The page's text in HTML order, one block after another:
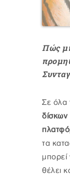
Πώς
Σε όλα
δίσκων
τα
μπορεί
θέλει